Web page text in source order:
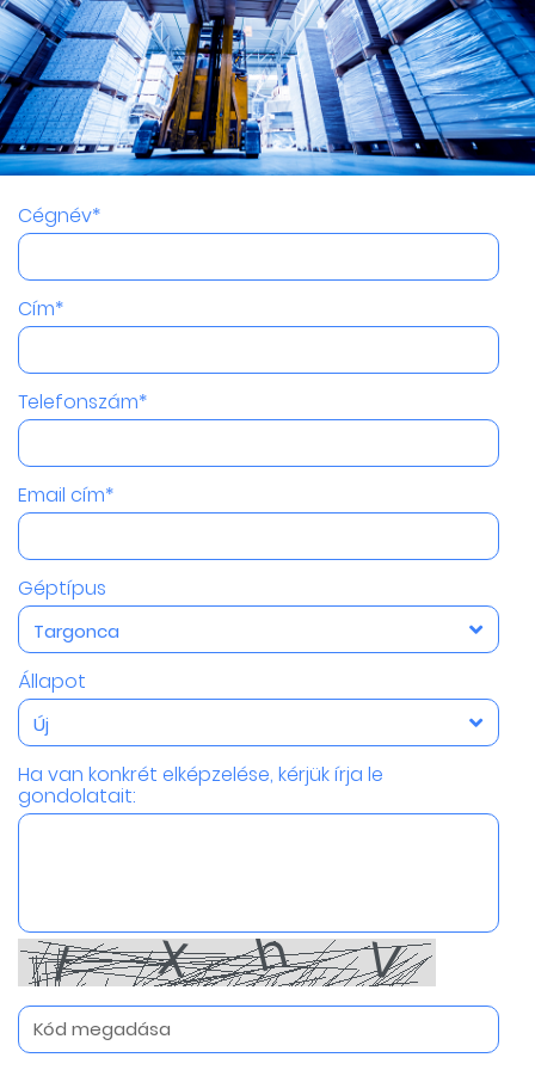
Cégnév*
Cím*
Telefonszám*
Email cím*
Géptípus
Targonca
Állapot
Új
Ha van konkrét elképzelése, kérjük írja le
gondolatait: